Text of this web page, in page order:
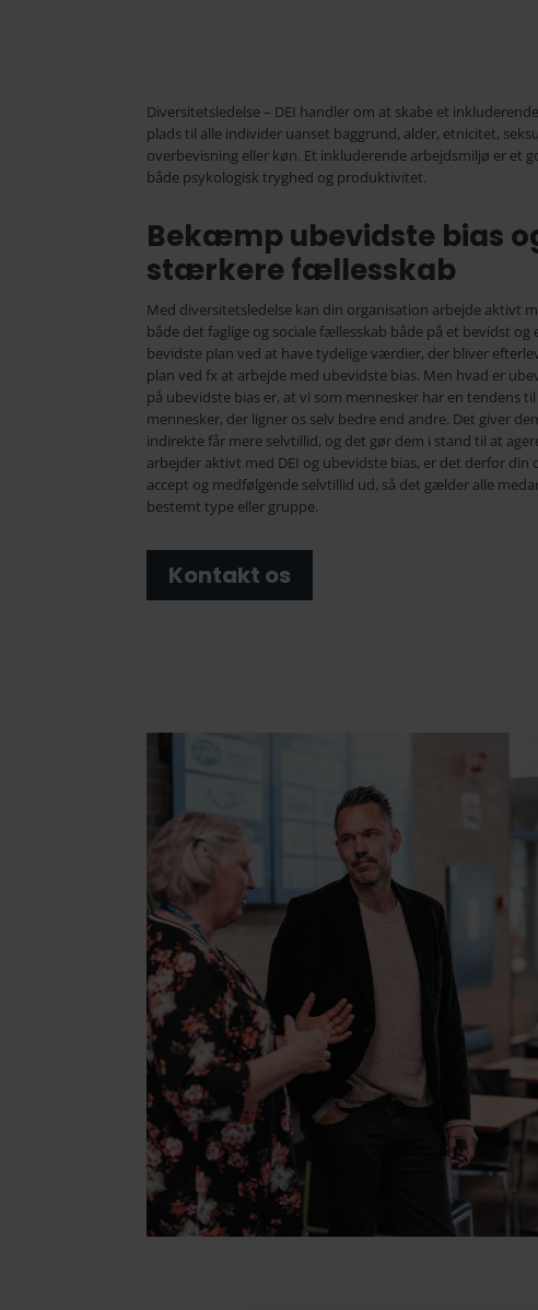
Diversitetsledelse – DEI handler om at skabe et
plads til alle individer uanset baggrund, alder, etnicitet,
overbevisning eller køn. Et inkluderende arbejdsmiljø er et
både psykologisk tryghed og produktivitet.
Bekæmp ubevidste bias
stærkere fællesskab
Med diversitetsledelse kan din organisation arbejde aktivt
både det faglige og sociale fællesskab både på et bevidst og
bevidste plan ved at have tydelige værdier, der bliver
plan ved fx at arbejde med ubevidste bias. Men hvad er
på ubevidste bias er, at vi som mennesker har en tendens
mennesker, der ligner os selv bedre end andre. Det giver
indirekte får mere selvtillid, og det gør dem i stand til at
arbejder aktivt med DEI og ubevidste bias, er det derfor din
accept og medfølgende selvtillid ud, så det gælder alle
bestemt type eller gruppe.
Kontakt os